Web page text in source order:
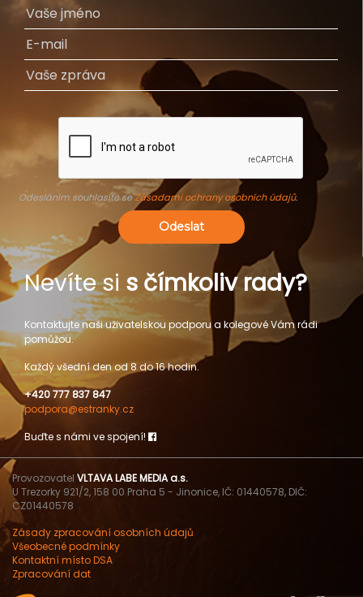
Odesláním souhlasíte seZásadami ochrany osobních údajů.
Odeslat
Nevíte si s čímkoliv rady?
Kontaktujte naši uživatelskou podporu a kolegové Vám rádi
pomůžou.
Každý všední den od 8 do 16 hodin.
+420 777 837 847
podpora@estranky.cz
Buďte s námi ve spojení!
Provozovatel VLTAVA LABE MEDIA a.s.
U Trezorky 921/2, 158 00 Praha 5 - Jinonice, IČ: 01440578, DIČ:
CZ01440578
Zásady zpracování osobních údajů
Všeobecné podmínky
Kontaktní místo DSA
Zpracování dat